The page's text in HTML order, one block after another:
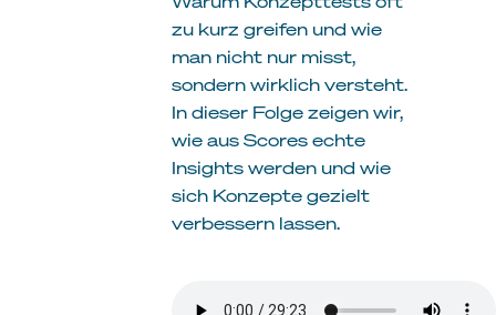
zu kurz greifen und wie
man nicht nur misst,
sondern wirklich versteht.
In dieser Folge zeigen wir,
wie aus Scores echte
Insights werden und wie
sich Konzepte gezielt
verbessern lassen.